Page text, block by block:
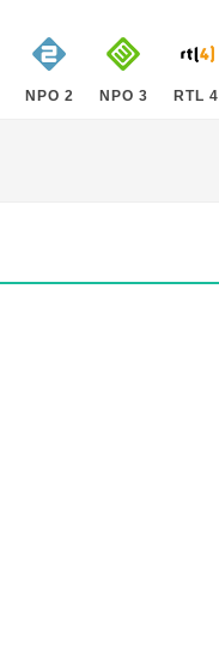
NPO 2 NPO 3 RTL 4